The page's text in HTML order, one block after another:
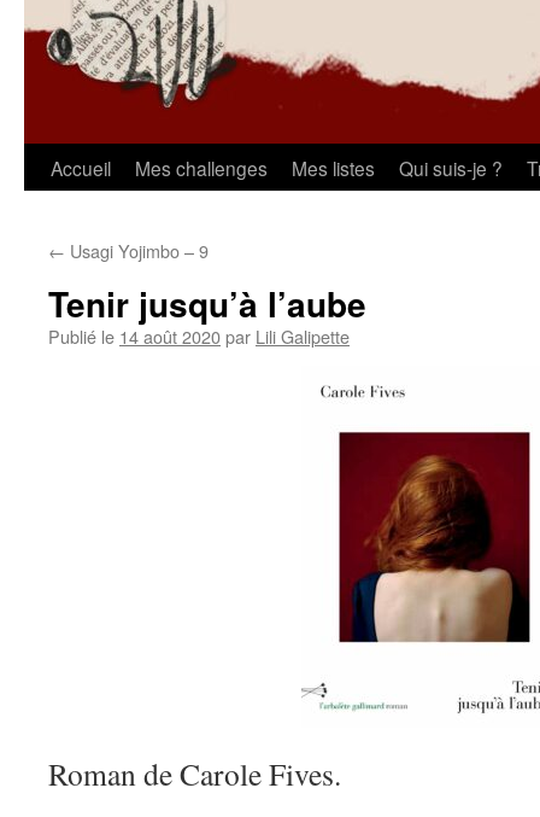
Aller
contenu
Accueil Mes challenges Mes listes Qui suis-je ?
← Usagi Yojimbo – 9
Tenir jusqu’à l’aube
Publié le 14 août 2020par Lili Galipette
Roman de Carole Fives.